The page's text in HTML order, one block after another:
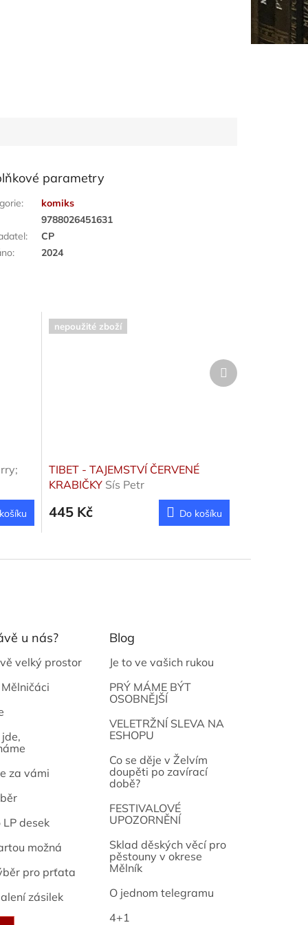
parametry
:
komiks
9788026451631
:
CP
: 2024
nepoužité zboží
TIBET - TAJEMSTVÍ ČERVENÉ
KRABIČKY Sís Petr
445 Kč Do košíku
Další
produkt
u nás?
velký prostor
za vámi
desek
možná
pro prťata
zásilek
Blog
Je to ve vašich rukou
PRÝ MÁME BÝT
OSOBNĚJŠÍ
VELETRŽNÍ SLEVA NA
ESHOPU
Co se děje v Želvím
doupěti po zavírací
době?
FESTIVALOVÉ
UPOZORNĚNÍ
Sklad děských věcí pro
pěstouny v okrese
Mělník
O jednom telegramu
4+1